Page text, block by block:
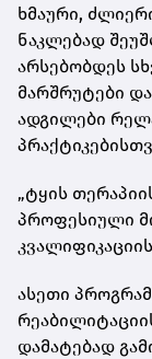
ხმაური,
ნაკლებად
არსებობდეს
მარშრუტები
ადგილები
„ტყის
პროფესიული
ასეთი
დამატებად